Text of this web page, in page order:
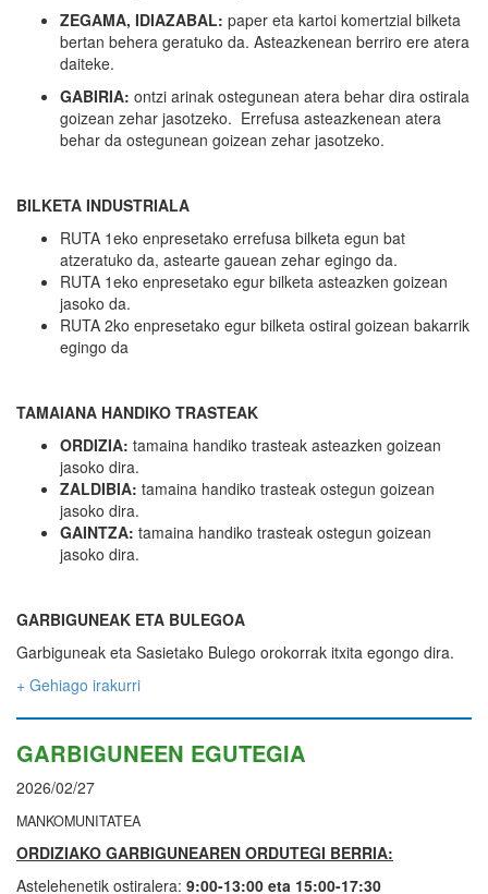
ZEGAMA, IDIAZABAL: paper eta kartoi komertzial bilketa
bertan behera geratuko da. Asteazkenean berriro ere atera
daiteke.
GABIRIA: ontzi arinak ostegunean atera behar dira ostirala
goizean zehar jasotzeko. Errefusa asteazkenean atera
behar da ostegunean goizean zehar jasotzeko.
BILKETA INDUSTRIALA
RUTA 1eko enpresetako errefusa bilketa egun bat
atzeratuko da, astearte gauean zehar egingo da.
RUTA 1eko enpresetako egur bilketa asteazken goizean
jasoko da.
RUTA 2ko enpresetako egur bilketa ostiral goizean bakarrik
egingo da
TAMAIANA HANDIKO TRASTEAK
ORDIZIA: tamaina handiko trasteak asteazken goizean
jasoko dira.
ZALDIBIA: tamaina handiko trasteak ostegun goizean
jasoko dira.
GAINTZA: tamaina handiko trasteak ostegun goizean
jasoko dira.
GARBIGUNEAK ETA BULEGOA
Garbiguneak eta Sasietako Bulego orokorrak itxita egongo dira.
+ Gehiago irakurri
GARBIGUNEEN EGUTEGIA
2026/02/27
MANKOMUNITATEA
ORDIZIAKO GARBIGUNEAREN ORDUTEGI BERRIA:
Astelehenetik ostiralera: 9:00-13:00 eta 15:00-17:30